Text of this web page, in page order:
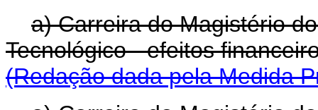
a) Carreira do Magistério
Tecnológico - efeitos
(Redação dada pela Medida